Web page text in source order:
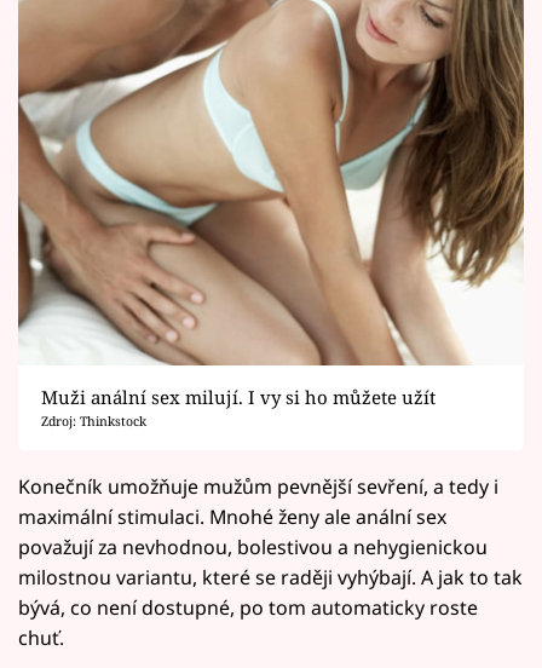
Muži anální sex milují. I vy si ho můžete užít
Zdroj: Thinkstock
Konečník umožňuje mužům pevnější sevření, a tedy i
maximální stimulaci. Mnohé ženy ale anální sex
považují za nevhodnou, bolestivou a nehygienickou
milostnou variantu, které se raději vyhýbají. A jak to tak
bývá, co není dostupné, po tom automaticky roste
chuť.